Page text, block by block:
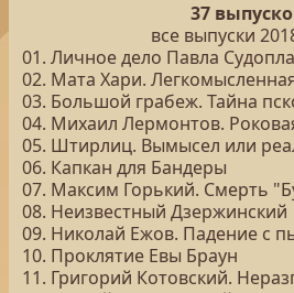
37
все выпуски
01. Личное дело Павла
02. Мата Хари.
03. Большой грабеж. Тайна
04. Михаил Лермонтов.
05. Штирлиц. Вымысел или
06. Капкан для Бандеры
07. Максим Горький. Смерть
08. Неизвестный Дзержинский
09. Николай Ежов. Падение с
10. Проклятие Евы Браун
11. Григорий Котовский.